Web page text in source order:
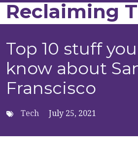
Skip to main content
Reclaiming
Top 10 stuff
know about
Franscisco
Tech July 25, 2021